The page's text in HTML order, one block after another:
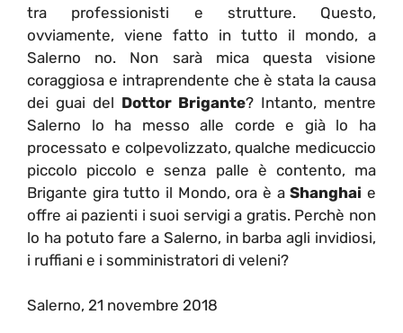
tra professionisti e strutture. Questo,
ovviamente, viene fatto in tutto il mondo, a
Salerno no. Non sarà mica questa visione
coraggiosa e intraprendente che è stata la causa
dei guai del Dottor Brigante? Intanto, mentre
Salerno lo ha messo alle corde e già lo ha
processato e colpevolizzato, qualche medicuccio
piccolo piccolo e senza palle è contento, ma
Brigante gira tutto il Mondo, ora è aShanghai e
offre ai pazienti i suoi servigi a gratis. Perchè non
lo ha potuto fare a Salerno, in barba agli invidiosi,
i ruffiani e i somministratori di veleni?
Salerno, 21 novembre 2018